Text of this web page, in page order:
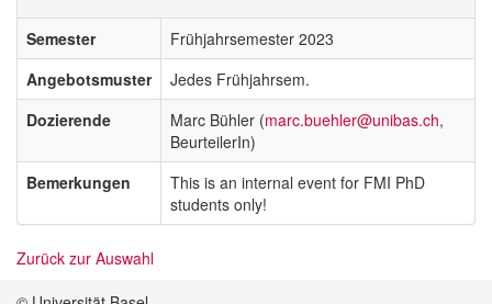
Semester
Frühjahrsemester 2023
Angebotsmuster
Jedes Frühjahrsem.
Dozierende
Marc Bühler (marc.buehler@unibas.ch,
BeurteilerIn)
Bemerkungen
This is an internal event for FMI PhD
students only!
Zurück zur Auswahl